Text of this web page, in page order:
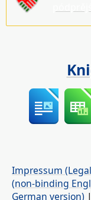
Impressum
(non-binding
German version)